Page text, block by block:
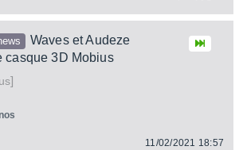
Waves et Audeze
casque 3D Mobius
]
11/02/2021 18:57